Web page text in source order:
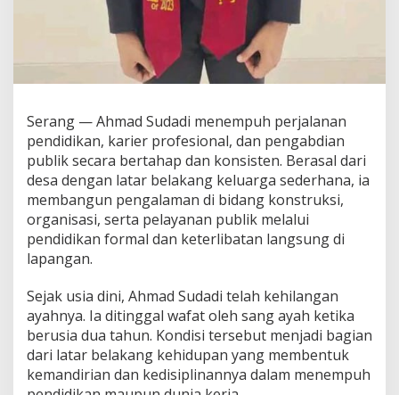
Serang — Ahmad Sudadi menempuh perjalanan
pendidikan, karier profesional, dan pengabdian
publik secara bertahap dan konsisten. Berasal dari
desa dengan latar belakang keluarga sederhana, ia
membangun pengalaman di bidang konstruksi,
organisasi, serta pelayanan publik melalui
pendidikan formal dan keterlibatan langsung di
lapangan.
Sejak usia dini, Ahmad Sudadi telah kehilangan
ayahnya. Ia ditinggal wafat oleh sang ayah ketika
berusia dua tahun. Kondisi tersebut menjadi bagian
dari latar belakang kehidupan yang membentuk
kemandirian dan kedisiplinannya dalam menempuh